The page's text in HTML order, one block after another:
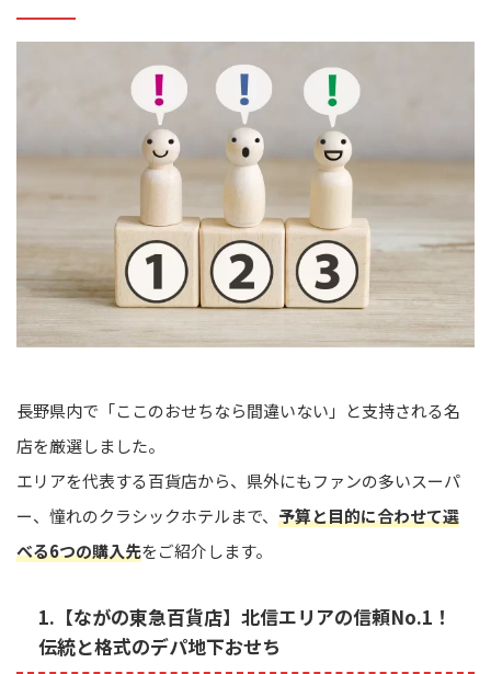
長野県内で「ここのおせちなら間違いない」と支持される名
店を厳選しました。
エリアを代表する百貨店から、県外にもファンの多いスーパ
ー、憧れのクラシックホテルまで、 予算と目的に合わせて選
べる6つの購入先をご紹介します。
1.【ながの東急百貨店】北信エリアの信頼No.1！
伝統と格式のデパ地下おせち